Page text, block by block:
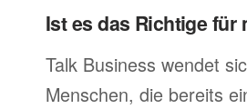
Ist es das Richtige für
Talk Business wendet
Menschen, die bereits